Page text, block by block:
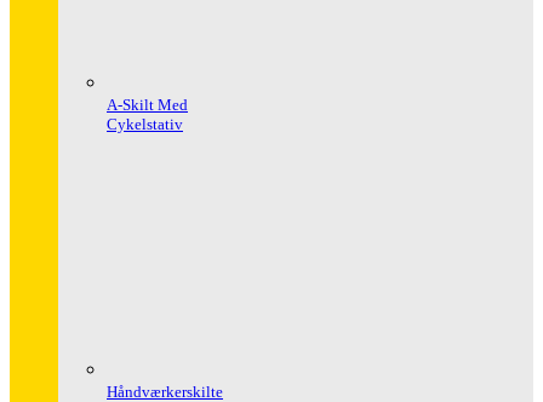
A-Skilt Med
Cykelstativ
Håndværkerskilte